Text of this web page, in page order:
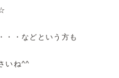
・・などという方も
いね^^